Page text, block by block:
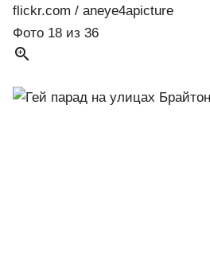
flickr.com / aneye4apicture
Фото 18 из 36
